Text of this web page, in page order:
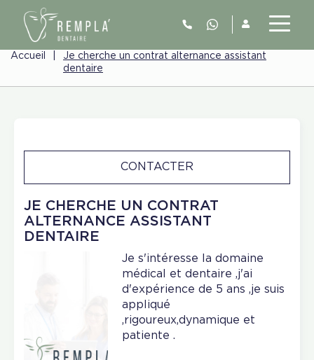
Accueil
Je cherche un contrat alternance assistant
dentaire
JE CHERCHE UN CONTRAT
ALTERNANCE ASSISTANT
DENTAIRE
CONTACTER
Je s'intéresse la domaine
médical et dentaire ,j'ai
d'expérience de 5 ans ,je suis
appliqué
,rigoureux,dynamique et
patiente .